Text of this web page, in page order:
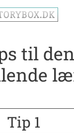
til den
Tip 1